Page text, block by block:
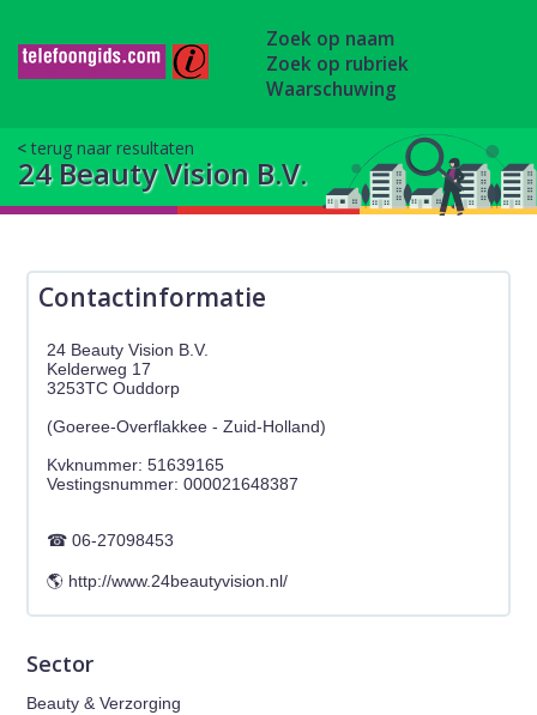
Zoek op naam
Zoek op rubriek
Waarschuwing
terug naar resultaten
24 Beauty Vision B.V.
Contactinformatie
24 Beauty Vision B.V.
Kelderweg 17
3253TC Ouddorp
(Goeree-Overflakkee - Zuid-Holland)
Kvknummer: 51639165
06-27098453
http://www.24beautyvision.nl/
Sector
Beauty & Verzorging